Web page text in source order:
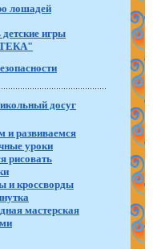
лошадей
детские игры
досуг
и развиваемся
уроки
рисовать
и кроссворды
мастерская